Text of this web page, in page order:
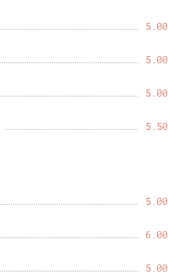
5.00
5.00
5.00
5.50
5.00
6.00
5.00